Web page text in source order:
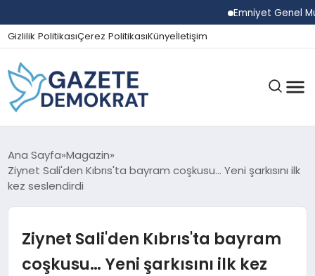
Emniyet Genel
Gizlilik PolitikasıÇerez PolitikasıKünyeİletişim
GÜNDEM
EKONOMI
Ana Sayfa Magazin
Ziynet Sali'den Kıbrıs'ta bayram coşkusu… Yeni şarkısını ilk
kez seslendirdi
Ziynet Sali'den Kıbrıs'ta bayram
coşkusu… Yeni şarkısını ilk kez